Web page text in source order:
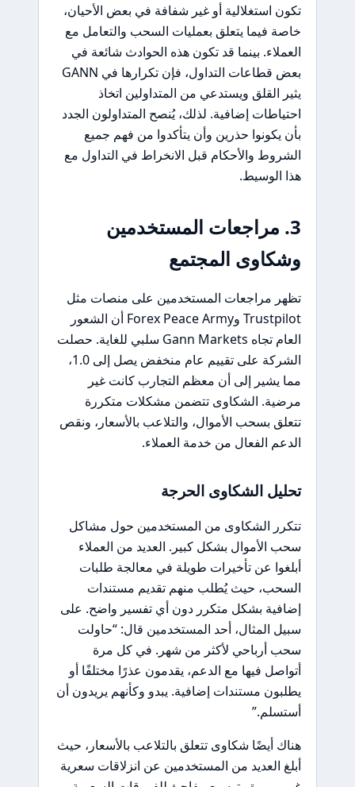
تكون استغلالية أو غير شفافة في بعض الأحيان،
خاصة فيما يتعلق بعمليات السحب والتعامل مع
العملاء. بينما قد تكون هذه الحوادث شائعة في
بعض قطاعات التداول، فإن تكرارها في GANN
يثير القلق ويستدعي من المتداولين اتخاذ
احتياطات إضافية. لذلك، يُنصح المتداولون الجدد
بأن يكونوا حذرين وأن يتأكدوا من فهم جميع
الشروط والأحكام قبل الانخراط في التداول مع
هذا الوسيط.
3. مراجعات المستخدمين
وشكاوى المجتمع
تظهر مراجعات المستخدمين على منصات مثل
Trustpilot وForex Peace Army أن الشعور
العام تجاه Gann Markets سلبي للغاية. حصلت
الشركة على تقييم عام منخفض يصل إلى 1.0،
مما يشير إلى أن معظم التجارب كانت غير
مرضية. الشكاوى تتضمن مشكلات متكررة
تتعلق بسحب الأموال، والتلاعب بالأسعار، ونقص
الدعم الفعال من خدمة العملاء.
تحليل الشكاوى الحرجة
تتكرر الشكاوى من المستخدمين حول مشاكل
سحب الأموال بشكل كبير. العديد من العملاء
أبلغوا عن تأخيرات طويلة في معالجة طلبات
السحب، حيث يُطلب منهم تقديم مستندات
إضافية بشكل متكرر دون أي تفسير واضح. على
سبيل المثال، أحد المستخدمين قال: “حاولت
سحب أرباحي لأكثر من شهر. في كل مرة
أتواصل فيها مع الدعم، يقدمون عذرًا مختلفًا أو
يطلبون مستندات إضافية. يبدو وكأنهم يريدون أن
أستسلم.”
هناك أيضًا شكاوى تتعلق بالتلاعب بالأسعار، حيث
أبلغ العديد من المستخدمين عن انزلاقات سعرية